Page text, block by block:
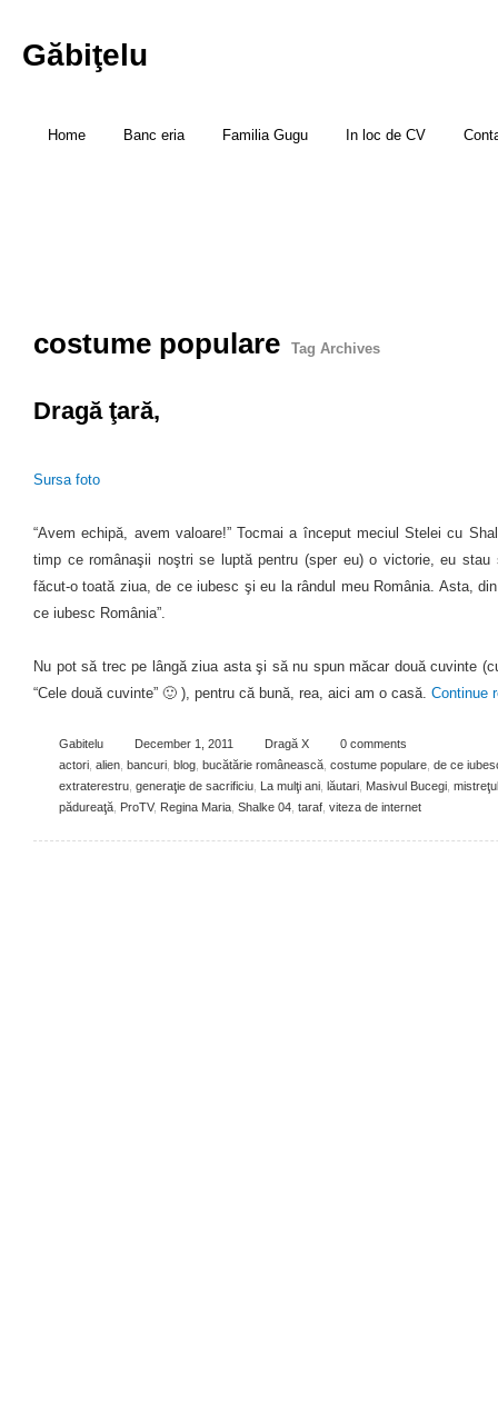
Găbiţelu
Home Banc eria Familia Gugu In loc de CV
costume populare Tag Archives
Dragă ţară,
Sursa foto
“Avem echipă, avem valoare!” Tocmai a început meciul Stelei cu
timp ce românaşii noştri se luptă pentru (sper eu) o victorie, eu
făcut-o toată ziua, de ce iubesc şi eu la rândul meu România. Asta,
ce iubesc România”.
Nu pot să trec pe lângă ziua asta şi să nu spun măcar două cuvinte
“Cele două cuvinte” 🙂 ), pentru că bună, rea, aici am o casă. Continue
Gabitelu December 1, 2011 Dragă X
0 comments
actori alien bancuri blog bucătărie românească costume populare de ce
extraterestru generaţie de sacrificiu La mulţi ani lăutari Masivul Bucegi
pădureaţă ProTV, Regina Maria Shalke 04 taraf viteza de internet